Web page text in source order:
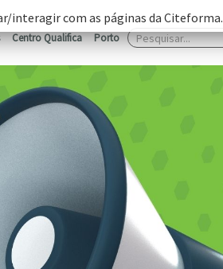
Centro Qualifica Porto
interagir com as páginas da Citeforma.